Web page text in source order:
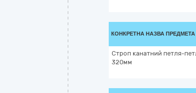
КОНКРЕТНА НАЗВА ПРЕДМЕТА
Строп канатний петля-
320мм